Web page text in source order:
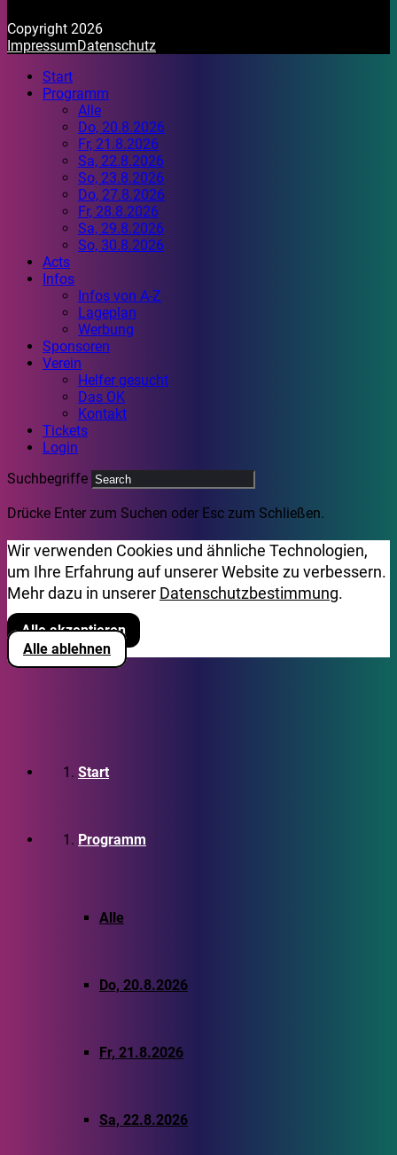
Copyright 2026
ImpressumDatenschutz
Start
Programm
Alle
Do, 20.8.2026
Fr, 21.8.2026
Sa, 22.8.2026
So, 23.8.2026
Do, 27.8.2026
Fr, 28.8.2026
Sa, 29.8.2026
So, 30.8.2026
Acts
Infos
Infos von A-Z
Lageplan
Werbung
Sponsoren
Verein
Helfer gesucht
Das OK
Kontakt
Tickets
Login
Suchbegriffe
Drücke Enter zum Suchen oder Esc zum Schließen.
Wir verwenden Cookies und ähnliche Technologien,
um Ihre Erfahrung auf unserer Website zu verbessern.
Mehr dazu in unserer Datenschutzbestimmung.
Alle akzeptieren
Alle ablehnen
Start
Programm
Alle
Do, 20.8.2026
Fr, 21.8.2026
Sa, 22.8.2026